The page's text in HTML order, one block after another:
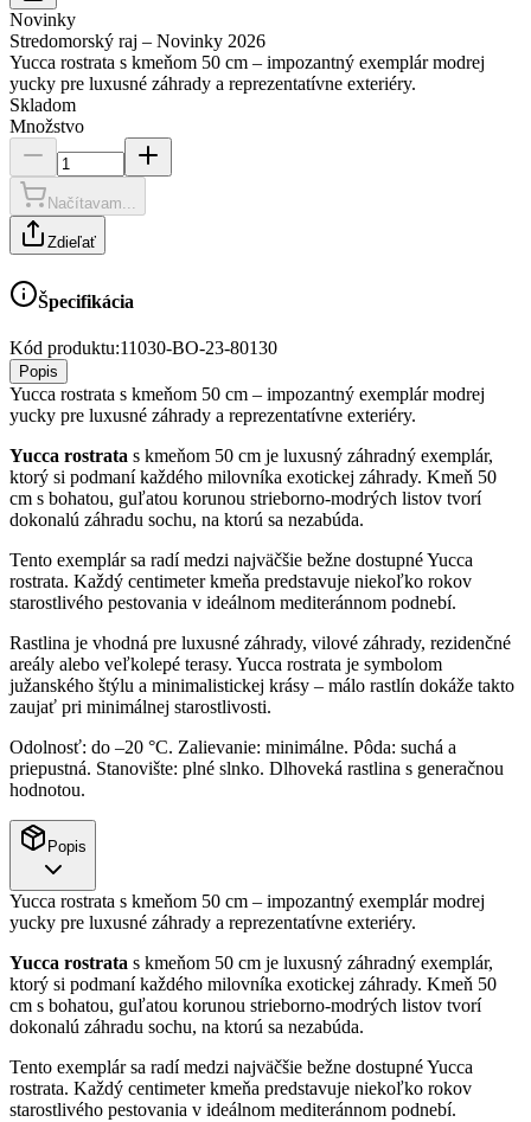
Novinky
Stredomorský raj – Novinky 2026
Yucca rostrata s kmeňom 50 cm – impozantný exemplár modrej
yucky pre luxusné záhrady a reprezentatívne exteriéry.
Skladom
Množstvo
Načítavam...
Zdieľať
Špecifikácia
Kód produktu:11030-BO-23-80130
Popis
Yucca rostrata s kmeňom 50 cm – impozantný exemplár modrej
yucky pre luxusné záhrady a reprezentatívne exteriéry.
Yucca rostrata s kmeňom 50 cm je luxusný záhradný exemplár,
ktorý si podmaní každého milovníka exotickej záhrady. Kmeň 50
cm s bohatou, guľatou korunou strieborno-modrých listov tvorí
dokonalú záhradu sochu, na ktorú sa nezabúda.
Tento exemplár sa radí medzi najväčšie bežne dostupné Yucca
rostrata. Každý centimeter kmeňa predstavuje niekoľko rokov
starostlivého pestovania v ideálnom mediteránnom podnebí.
Rastlina je vhodná pre luxusné záhrady, vilové záhrady, rezidenčné
areály alebo veľkolepé terasy. Yucca rostrata je symbolom
južanského štýlu a minimalistickej krásy – málo rastlín dokáže takto
zaujať pri minimálnej starostlivosti.
Odolnosť: do –20 °C. Zalievanie: minimálne. Pôda: suchá a
priepustná. Stanovište: plné slnko. Dlhoveká rastlina s generačnou
hodnotou.
Popis
Yucca rostrata s kmeňom 50 cm – impozantný exemplár modrej
yucky pre luxusné záhrady a reprezentatívne exteriéry.
Yucca rostrata s kmeňom 50 cm je luxusný záhradný exemplár,
ktorý si podmaní každého milovníka exotickej záhrady. Kmeň 50
cm s bohatou, guľatou korunou strieborno-modrých listov tvorí
dokonalú záhradu sochu, na ktorú sa nezabúda.
Tento exemplár sa radí medzi najväčšie bežne dostupné Yucca
rostrata. Každý centimeter kmeňa predstavuje niekoľko rokov
starostlivého pestovania v ideálnom mediteránnom podnebí.